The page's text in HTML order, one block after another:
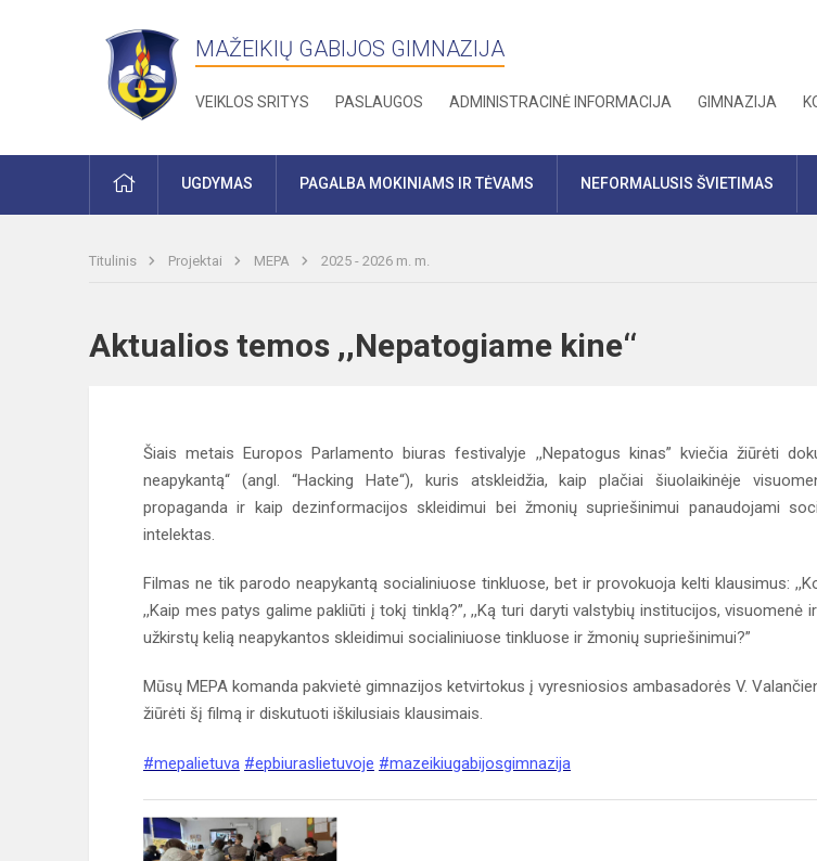
MAŽEIKIŲ GABIJOS GIMNAZIJA
VEIKLOS SRITYS PASLAUGOS ADMINISTRACINĖ INFORMACIJA GIMNAZIJA
PRADŽIAUGDYMAS PAGALBA MOKINIAMS IR TĖVAMS NEFORMALUSIS ŠVIETIMAS
Titulinis Projektai MEPA 2025 - 2026 m. m.
Aktualios temos ,,Nepatogiame kine‘‘
Šiais metais Europos Parlamento biuras festivalyje ,,Nepatogus kinas” kviečia žiūrėti
neapykantą“ (angl. “Hacking Hate“), kuris atskleidžia, kaip plačiai šiuolaikinėje
propaganda ir kaip dezinformacijos skleidimui bei žmonių supriešinimui panaudojami
intelektas.
Filmas ne tik parodo neapykantą socialiniuose tinkluose, bet ir provokuoja kelti klausimus:
,,Kaip mes patys galime pakliūti į tokį tinklą?”, ,,Ką turi daryti valstybių institucijos, visuomenė
užkirstų kelią neapykantos skleidimui socialiniuose tinkluose ir žmonių supriešinimui?”
Mūsų MEPA komanda pakvietė gimnazijos ketvirtokus į vyresniosios ambasadorės V.
žiūrėti šį filmą ir diskutuoti iškilusiais klausimais.
#mepalietuva #epbiuraslietuvoje #mazeikiugabijosgimnazija